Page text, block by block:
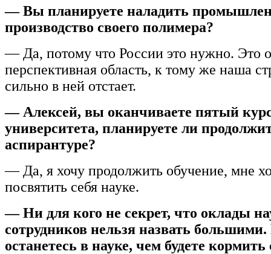
— Вы планируете наладить
производство своего полимера?
— Да, потому что России это нужно. Это
перспективная область, к тому же наша
сильно в ней отстает.
— Алексей, вы оканчиваете пятый
университета, планируете ли
аспирантуре?
— Да, я хочу продолжить обучение, мне
посвятить себя науке.
— Ни для кого не секрет, что оклады
сотрудников нельзя назвать
останетесь в науке, чем будете